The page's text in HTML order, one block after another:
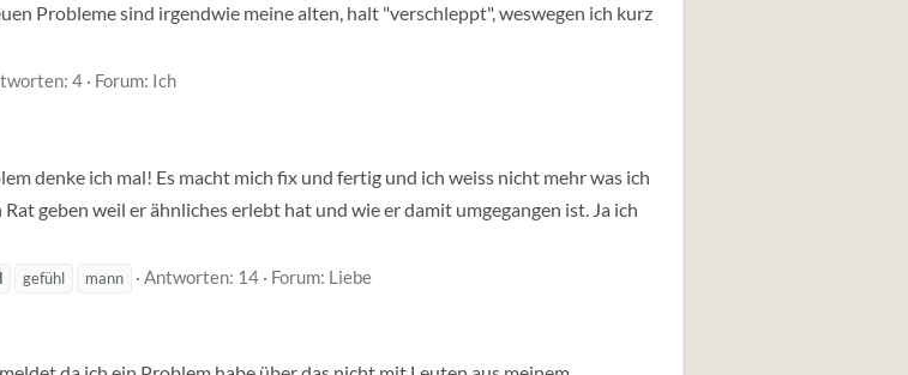
Probleme sind irgendwie meine alten, halt "verschleppt", weswegen ich kurz
4 Forum: Ich
denke ich mal! Es macht mich fix und fertig und ich weiss nicht mehr was ich
geben weil er ähnliches erlebt hat und wie er damit umgegangen ist. Ja ich
gefühl mann Antworten: 14 Forum: Liebe